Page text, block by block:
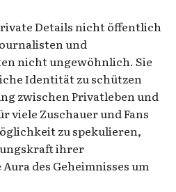
Details nicht öffentlich
und
nicht ungewöhnlich. Sie
Identität zu schützen
zwischen Privatleben und
viele Zuschauer und Fans
zu spekulieren,
ihrer
des Geheimnisses um